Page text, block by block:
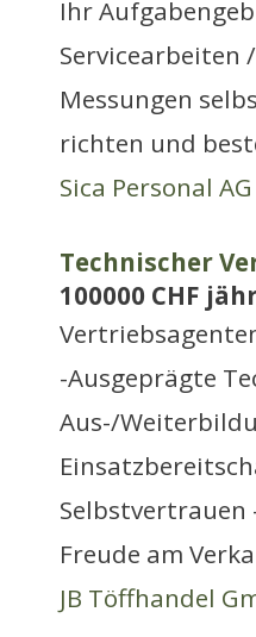
Ihr
Servicearbeiten
Messungen
richten und
Sica Personal AG
Technischer
100000 CHF
-Ausgeprägte
Aus-/
Selbstvertrauen
Freude am
JB Töffhandel